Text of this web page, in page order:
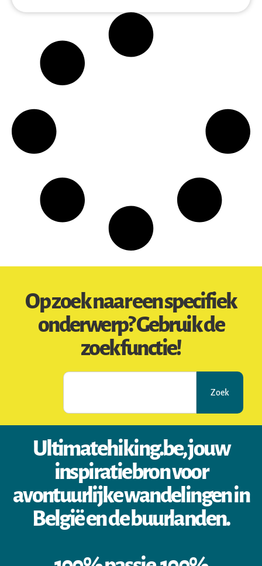
Op zoek naar een specifiek
onderwerp? Gebruik de
zoekfunctie!
Zoek
Ultimatehiking.be, jouw
inspiratiebron voor
avontuurlijke wandelingen in
België en de buurlanden.